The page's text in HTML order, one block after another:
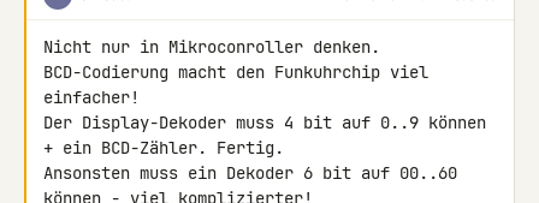
Nicht nur in Mikroconroller denken.
BCD-Codierung macht den Funkuhrchip viel
einfacher!
Der Display-Dekoder muss 4 bit auf 0..9 können
+ ein BCD-Zähler. Fertig.
Ansonsten muss ein Dekoder 6 bit auf 00..60
können - viel komplizierter!